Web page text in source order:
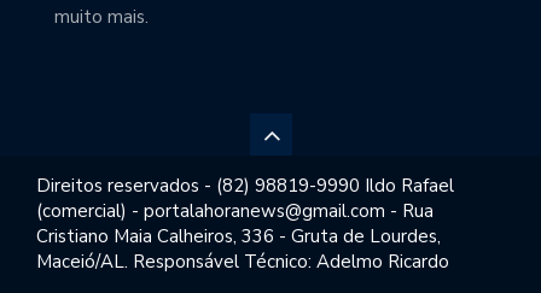
muito mais.
Direitos reservados - (82) 98819-9990 Ildo Rafael
(comercial) - portalahoranews@gmail.com - Rua
Cristiano Maia Calheiros, 336 - Gruta de Lourdes,
Maceió/AL. Responsável Técnico: Adelmo Ricardo